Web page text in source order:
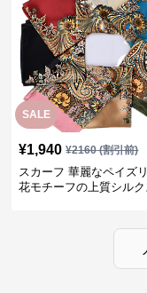
SALE
¥1,940 ¥2160(割引前)
スカーフ 華麗なペイズ
花モチーフの上質シル